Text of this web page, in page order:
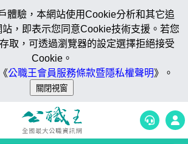
體驗，本網站使用Cookie分析和其它追
，即表示您同意Cookie技術支援。若您
取，可透過瀏覽器的設定選擇拒絕接受
Cookie。
公職王會員服務條款暨隱私權聲明》。